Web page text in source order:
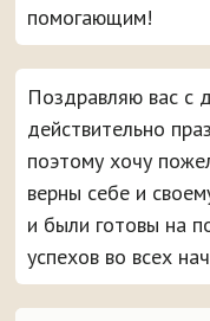
помогающим!
Поздравляю вас с
действительно
поэтому хочу
верны себе и
и были готовы на
успехов во всех